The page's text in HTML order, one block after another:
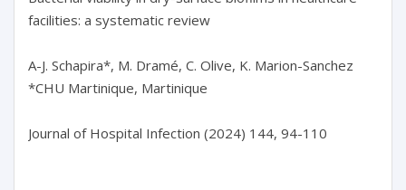
facilities: a systematic review
A-J. Schapira*, M. Dramé, C. Olive, K. Marion-Sanchez
*CHU Martinique, Martinique
Journal of Hospital Infection (2024) 144, 94-110